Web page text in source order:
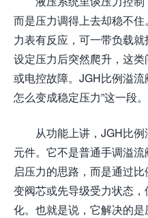
而是压力调得上去却稳不
力表有反应，可一带负载
设定压力后突然爬升，这
或电控故障。JGH比例溢
怎么变成稳定压力”这一段。
从功能上讲，JGH比
元件。它不是普通手调溢
启压力的思路，而是通过
变阀芯或先导级受力状态
化。也就是说，它解决的